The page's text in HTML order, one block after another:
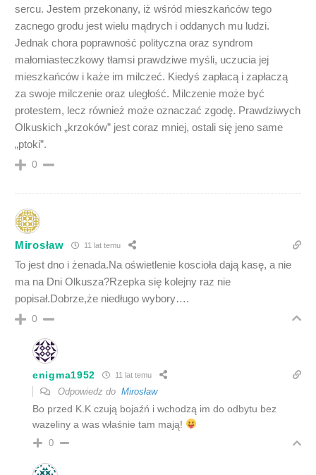
sercu. Jestem przekonany, iż wśród mieszkańców tego
zacnego grodu jest wielu mądrych i oddanych mu ludzi.
Jednak chora poprawność polityczna oraz syndrom
małomiasteczkowy tłamsi prawdziwe myśli, uczucia jej
mieszkańców i każe im milczeć. Kiedyś zapłacą i zapłaczą
za swoje milczenie oraz uległość. Milczenie może być
protestem, lecz również może oznaczać zgodę. Prawdziwych
Olkuskich „krzoków” jest coraz mniej, ostali się jeno same
„ptoki”.
0
Mirosław 11 lat temu
To jest dno i żenada.Na oświetlenie koscioła dają kasę, a nie
ma na Dni Olkusza?Rzepka się kolejny raz nie
popisał.Dobrze,że niedługo wybory….
0
enigma1952 11 lat temu
Odpowiedz do Mirosław
Bo przed K.K czują bojaźń i wchodzą im do odbytu bez
wazeliny a was właśnie tam mają!
0